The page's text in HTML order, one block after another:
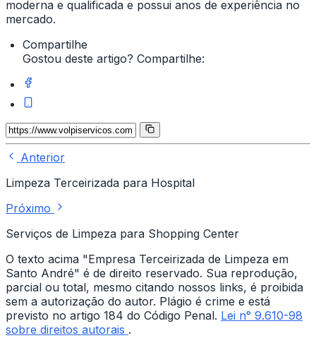
moderna e qualificada e possui anos de experiência no
mercado.
Compartilhe
Gostou deste artigo? Compartilhe:
Anterior
Limpeza Terceirizada para Hospital
Próximo
Serviços de Limpeza para Shopping Center
O texto acima "Empresa Terceirizada de Limpeza em
Santo André" é de direito reservado. Sua reprodução,
parcial ou total, mesmo citando nossos links, é proibida
sem a autorização do autor. Plágio é crime e está
previsto no artigo 184 do Código Penal. Lei n° 9.610-98
sobre direitos autorais .